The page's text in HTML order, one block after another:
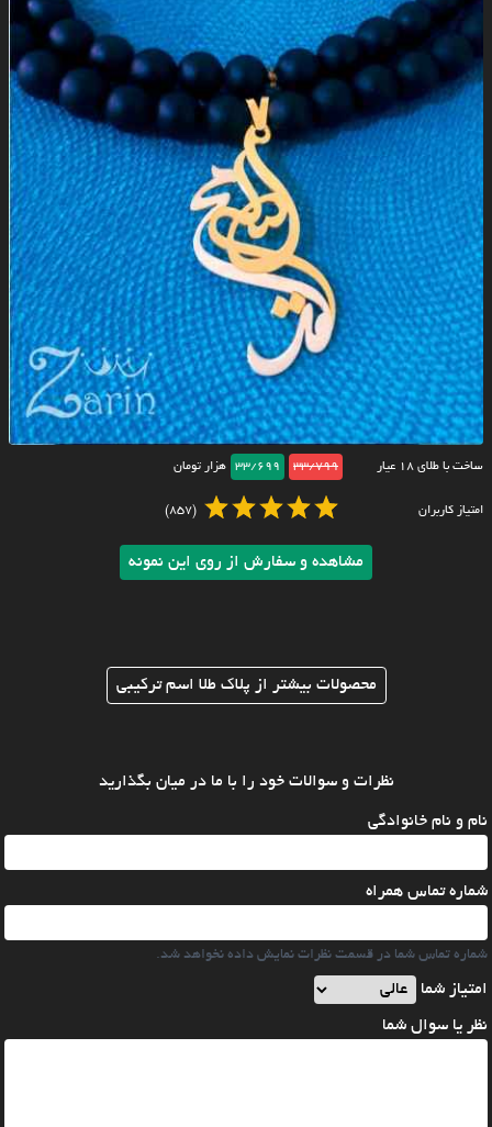
ساخت با طلای ۱۸ عیار 33/799
33/699 هزار تومان
امتیاز کاربران (857)
مشاهده و سفارش از روی این نمونه
محصولات بیشتر از پلاک طلا اسم ترکیبی
نظرات و سوالات خود را با ما در میان بگذارید
نام و نام خانوادگی
شماره تماس همراه
شماره تماس شما در قسمت نظرات نمایش داده نخواهد شد.
امتیاز شما
نظر یا سوال شما